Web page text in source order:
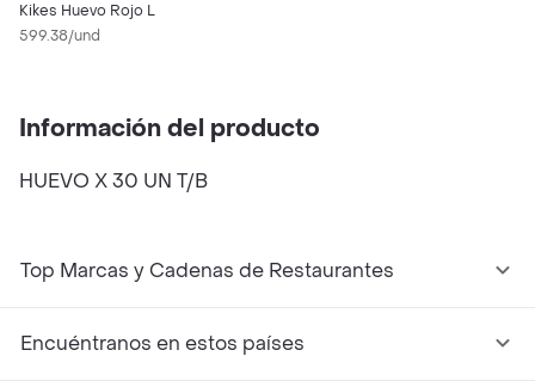
Kikes Huevo Rojo L
599.38/und
Información del producto
HUEVO X 30 UN T/B
Top Marcas y Cadenas de Restaurantes
Encuéntranos en estos países